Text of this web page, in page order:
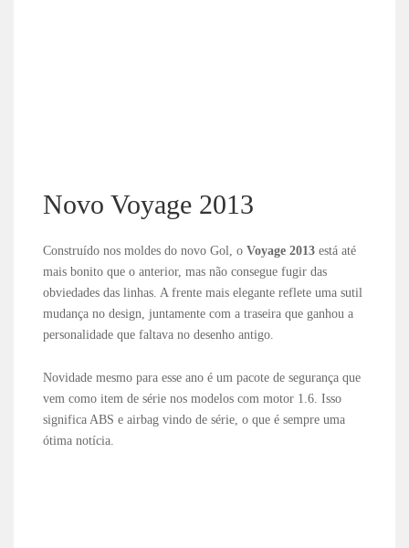
Novo Voyage 2013
Construído nos moldes do novo Gol, oVoyage 2013 está até
mais bonito que o anterior, mas não consegue fugir das
obviedades das linhas. A frente mais elegante reflete uma sutil
mudança no design, juntamente com a traseira que ganhou a
personalidade que faltava no desenho antigo.
Novidade mesmo para esse ano é um pacote de segurança que
vem como item de série nos modelos com motor 1.6. Isso
significa ABS e airbag vindo de série, o que é sempre uma
ótima notícia.